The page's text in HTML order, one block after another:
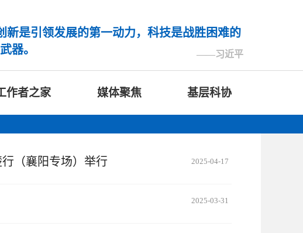
新是引领发展的第一动力，科技是战胜困难的
器。
——习近平
作者之家 媒体聚焦 基层科协
（襄阳专场）举行 2025-04-17
2025-03-31